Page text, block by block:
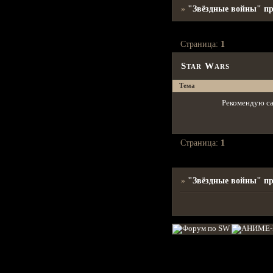
» "Звёздные войны"
Star Wars
Страница: 1
Тема
Рекомендую
Страница: 1
» "Звёздные войны"